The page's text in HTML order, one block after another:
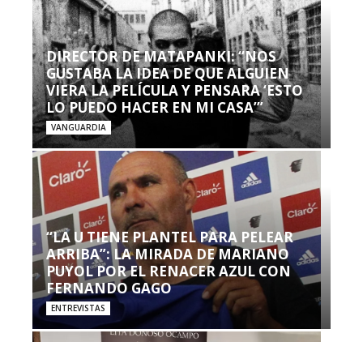
DIRECTOR DE MATAPANKI: “NOS
GUSTABA LA IDEA DE QUE ALGUIEN
VIERA LA PELÍCULA Y PENSARA ‘ESTO
LO PUEDO HACER EN MI CASA’”
VANGUARDIA
“LA U TIENE PLANTEL PARA PELEAR
ARRIBA”: LA MIRADA DE MARIANO
PUYOL POR EL RENACER AZUL CON
FERNANDO GAGO
ENTREVISTAS